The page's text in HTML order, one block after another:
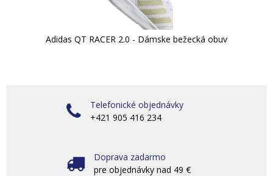
Adidas QT RACER 2.0 - Dámske bežecká obuv
Telefonické objednávky
+421 905 416 234
Doprava zadarmo
pre objednávky nad 49 €